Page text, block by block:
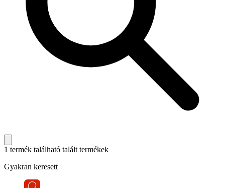
1 termék található talált termékek
Gyakran keresett